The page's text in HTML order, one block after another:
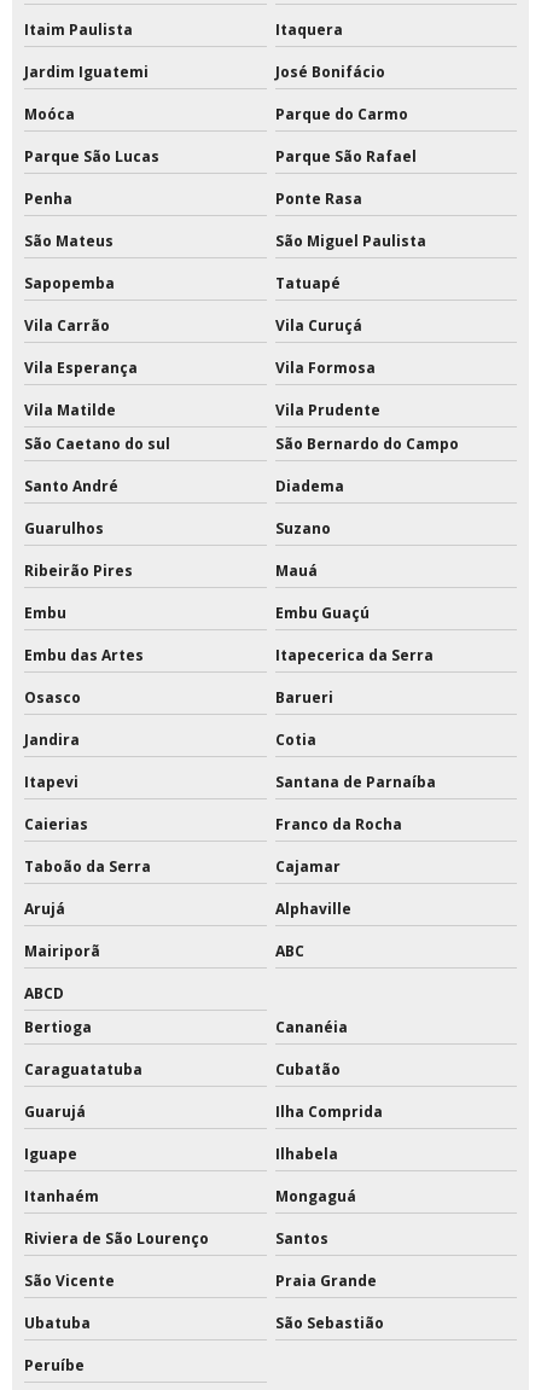
Tinta epóxi industrial para metal
Tinta epóxi industrial para piso
Tinta epóxi para escada de concreto
Tinta epóxi para estrutura metálica
Tinta epóxi para parede
Tinta epóxi para parede externa
Tinta epóxi para piso externo
Tinta epóxi rendimento por m2
Tinta para pintar quadras
Tinta para pintar quadras esportivas
Tinta para pintura de quadras
Tinta para quadras esportivas
Tinta poliuretano 18 litros
Tinta poliuretano alifático
Tinta poliuretano para piso de concreto
Tinta pu
Tinta pu branca brilhante
Tinta pu branco fosco
Tinta pu cinza
Tinta pu cinza claro
Tinta pu cinza escuro
Tinta pu cinza grafite
Itaim Paulista Itaquera
Jardim Iguatemi José Bonifácio
Moóca Parque do Carmo
Parque São Lucas Parque São Rafael
Penha Ponte Rasa
São Mateus São Miguel Paulista
Sapopemba Tatuapé
Vila Carrão Vila Curuçá
Vila Esperança Vila Formosa
Vila Matilde
Vila Prudente
São Caetano do sul
São Bernardo do Campo
Santo André Diadema
Guarulhos Suzano
Ribeirão Pires Mauá
Embu Embu Guaçú
Embu das Artes Itapecerica da Serra
Osasco Barueri
Jandira Cotia
Itapevi Santana de Parnaíba
Caierias Franco da Rocha
Taboão da Serra Cajamar
Arujá Alphaville
Mairiporã ABC
ABCD
Bertioga
Cananéia
Caraguatatuba Cubatão
Guarujá Ilha Comprida
Iguape Ilhabela
Itanhaém Mongaguá
Riviera de São Lourenço Santos
São Vicente Praia Grande
Ubatuba São Sebastião
Peruíbe